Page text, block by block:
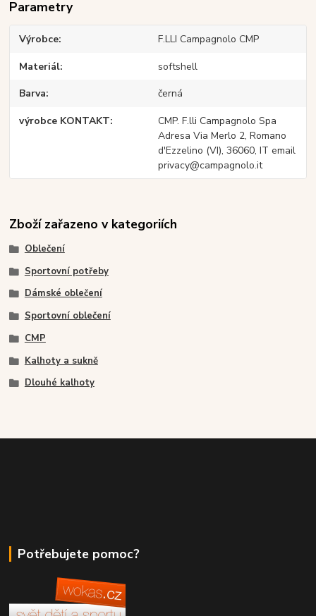
Parametry
Výrobce F.LLI Campagnolo CMP
Materiál softshell
Barva černá
výrobce KONTAKT
CMP. F.lli Campagnolo Spa
Adresa Via Merlo 2, Romano
d'Ezzelino (VI), 36060, IT email
privacy@campagnolo.it
Zboží zařazeno v kategoriích
Oblečení
Sportovní potřeby
Dámské oblečení
Sportovní oblečení
CMP
Kalhoty a sukně
Dlouhé kalhoty
Potřebujete pomoc?